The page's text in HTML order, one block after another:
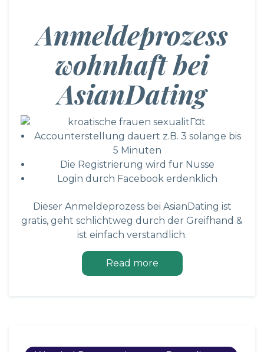
Anmeldeprozess
wohnhaft bei
AsianDating
Accounterstellung dauert z.B. 3 solange bis
5 Minuten
Die Registrierung wird fur Nusse
Login durch Facebook erdenklich
Dieser Anmeldeprozess bei AsianDating ist
gratis, geht schlichtweg durch der Greifhand &
ist einfach verstandlich.
Read more